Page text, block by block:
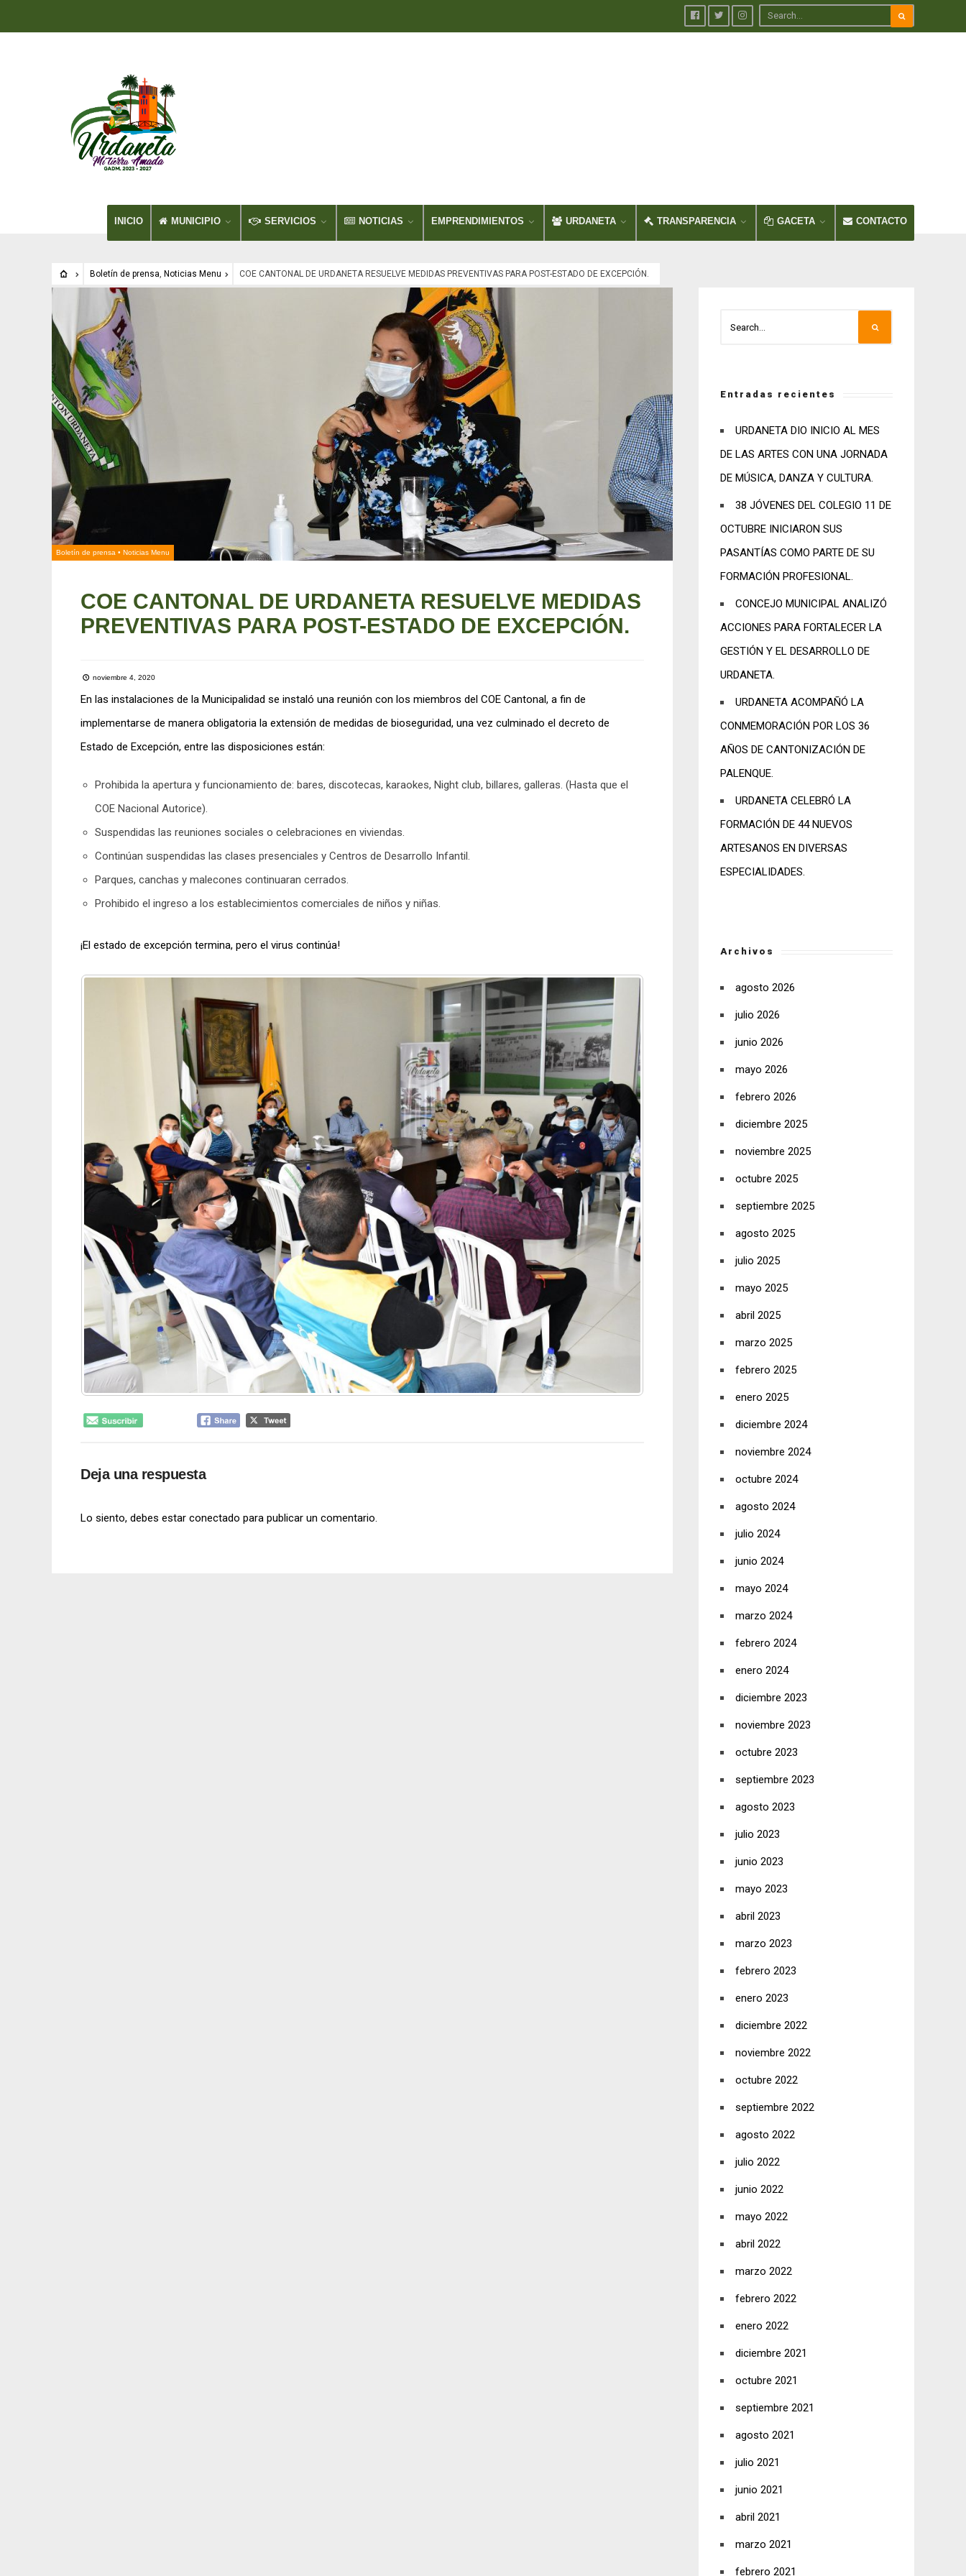
INICIO MUNICIPIO SERVICIOS NOTICIAS EMPRENDIMIENTOS URDANETA TRANSPARENCIA GACETA CONTACTO
Boletín de prensa, Noticias Menu COE CANTONAL DE URDANETA RESUELVE MEDIDAS PREVENTIVAS PARA POST-ESTADO DE EXCEPCIÓN.
Boletín de prensa • Noticias Menu
COE CANTONAL DE URDANETA RESUELVE MEDIDAS
PREVENTIVAS PARA POST-ESTADO DE EXCEPCIÓN.
noviembre 4, 2020
En las instalaciones de la Municipalidad se instaló una reunión con los miembros del COE Cantonal, a fin de
implementarse de manera obligatoria la extensión de medidas de bioseguridad, una vez culminado el decreto de
Estado de Excepción, entre las disposiciones están:
Prohibida la apertura y funcionamiento de: bares, discotecas, karaokes, Night club, billares, galleras. (Hasta que el
COE Nacional Autorice).
Suspendidas las reuniones sociales o celebraciones en viviendas.
Continúan suspendidas las clases presenciales y Centros de Desarrollo Infantil.
Parques, canchas y malecones continuaran cerrados.
Prohibido el ingreso a los establecimientos comerciales de niños y niñas.
¡El estado de excepción termina, pero el virus continúa!
Deja una respuesta
Lo siento, debes estar conectado para publicar un comentario.
Entradas recientes
URDANETA DIO INICIO AL MES
DE LAS ARTES CON UNA JORNADA
DE MÚSICA, DANZA Y CULTURA.
38 JÓVENES DEL COLEGIO 11 DE
OCTUBRE INICIARON SUS
PASANTÍAS COMO PARTE DE SU
FORMACIÓN PROFESIONAL.
CONCEJO MUNICIPAL ANALIZÓ
ACCIONES PARA FORTALECER LA
GESTIÓN Y EL DESARROLLO DE
URDANETA.
URDANETA ACOMPAÑÓ LA
CONMEMORACIÓN POR LOS 36
AÑOS DE CANTONIZACIÓN DE
PALENQUE.
URDANETA CELEBRÓ LA
FORMACIÓN DE 44 NUEVOS
ARTESANOS EN DIVERSAS
ESPECIALIDADES.
Archivos
agosto 2026
julio 2026
junio 2026
mayo 2026
febrero 2026
diciembre 2025
noviembre 2025
octubre 2025
septiembre 2025
agosto 2025
julio 2025
mayo 2025
abril 2025
marzo 2025
febrero 2025
enero 2025
diciembre 2024
noviembre 2024
octubre 2024
agosto 2024
julio 2024
junio 2024
mayo 2024
marzo 2024
febrero 2024
enero 2024
diciembre 2023
noviembre 2023
octubre 2023
septiembre 2023
agosto 2023
julio 2023
junio 2023
mayo 2023
abril 2023
marzo 2023
febrero 2023
enero 2023
diciembre 2022
noviembre 2022
octubre 2022
septiembre 2022
agosto 2022
julio 2022
junio 2022
mayo 2022
abril 2022
marzo 2022
febrero 2022
enero 2022
diciembre 2021
octubre 2021
septiembre 2021
agosto 2021
julio 2021
junio 2021
abril 2021
marzo 2021
febrero 2021